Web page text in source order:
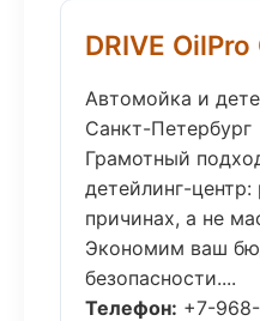
DRIVE
Автомойка и
Санкт-Петербург
Грамотный
детейлинг-
причинах, а не
Экономим ваш
безопасности....
Телефон: +7-